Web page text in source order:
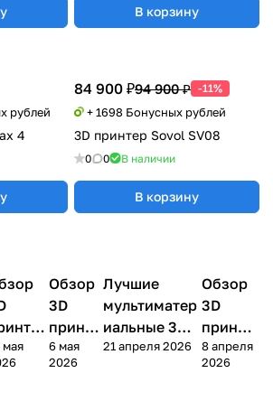
В корзину
рублей
4
84 900 ₽94 900 ₽ -11%
+ 1698 Бонусных рублей
3D принтер Sovol SV08
0 0 В наличии
В корзину
3D
принтеры
мая
3D
принтеры
Обзор
3D
принте
ра
Bambu
6 мая
2026
3D принтеры
Лучшие
мультиматер
иальные 3D
принтеры на
21 апреля 2026
3D
Обзор
3D
принте
ра
FlashF
8 апреля
2026